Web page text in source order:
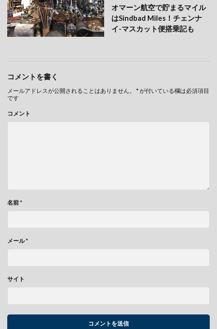
オマーン航空で貯まるマイル
はSindbad Miles！チェンナ
イ-マスカット便搭乗記も
コメントを書く
メールアドレスが公開されることはありません。 *が付いている欄は必須項目
です
コメント
名前*
メール*
サイト